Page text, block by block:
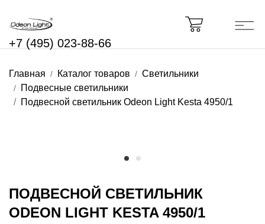
+7 (495) 023-88-66
Главная Каталог товаров
Светильники
Подвесные светильники
Подвесной светильник Odeon Light Kesta 4950/1
ПОДВЕСНОЙ СВЕТИЛЬНИК
ODEON LIGHT KESTA 4950/1